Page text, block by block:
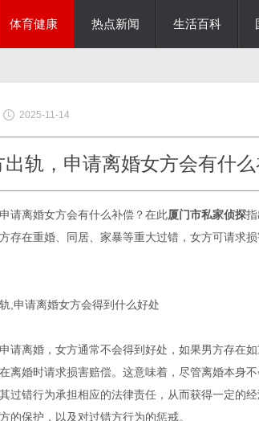
体育健康 热点新闻 生活百科
2025-11-14
轨，申请离婚女方会有什
请离婚女方会有什么补偿？在此厦门市私家侦探
存在重婚、同居、家暴等重大过错，女方可请求
,申请离婚女方会得到什么好处
请离婚，女方通常不会得到好处，如果男方存在
离婚时请求损害赔偿。这意味着，尽管离婚本身
过错行为承担相应的法律责任，从而获得一定的
的保护，以及对过错方行为的惩戒。